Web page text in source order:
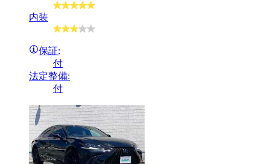
内装
保証:
付
法定整備:
付